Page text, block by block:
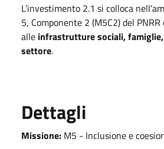
L’investimento 2.1 si colloca
5, Componente 2 (M5C2) del
alle infrastrutture sociali,
settore.
Dettagli
Missione: M5 - Inclusione e